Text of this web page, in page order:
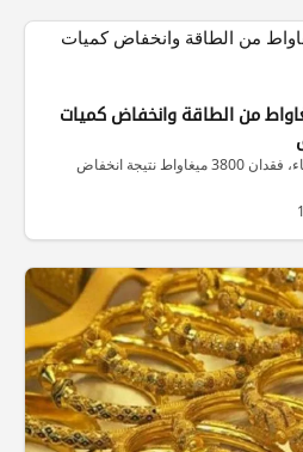
فُقدان 3800 ميغاواط من الطاقة وانخفاض كميات
أعلنت وزارة الكهرباء، اليوم الثلاثاء، فقدان 3800 ميغاواط نتيجة انخفاض